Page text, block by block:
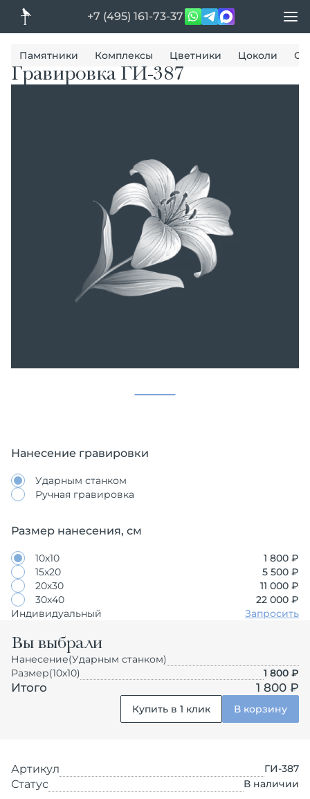
+7 (495) 161-73-37
Памятники Комплексы Цветники Цоколи
Гравировка ГИ-387
Нанесение гравировки
Ударным станком
Ручная гравировка
Размер нанесения, см
10х10
1 800 ₽
15х20
5 500 ₽
20х30
11 000 ₽
30х40
22 000 ₽
Индивидуальный
Запросить
Вы выбрали
Нанесение(Ударным станком)
Размер(10х10) 1 800 ₽
Итого 1 800 ₽
Купить в 1 клик В корзину
Артикул ГИ-387
Статус В наличии